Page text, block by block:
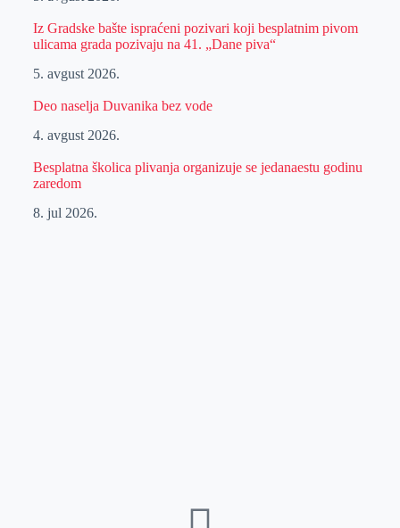
Iz Gradske bašte ispraćeni pozivari koji besplatnim pivom
ulicama grada pozivaju na 41. „Dane piva“
5. avgust 2026.
Deo naselja Duvanika bez vode
4. avgust 2026.
Besplatna školica plivanja organizuje se jedanaestu godinu
zaredom
8. jul 2026.